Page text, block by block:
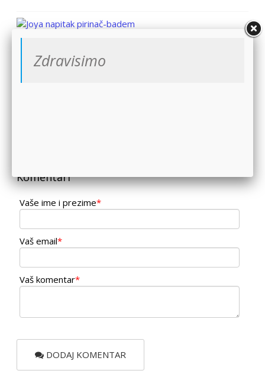
Ovaj napitak bogatog i veoma lepog ukusa...
Komentari
Vaše ime i prezime*
Vaš email*
Vaš komentar*
DODAJ KOMENTAR
Zdravisimo